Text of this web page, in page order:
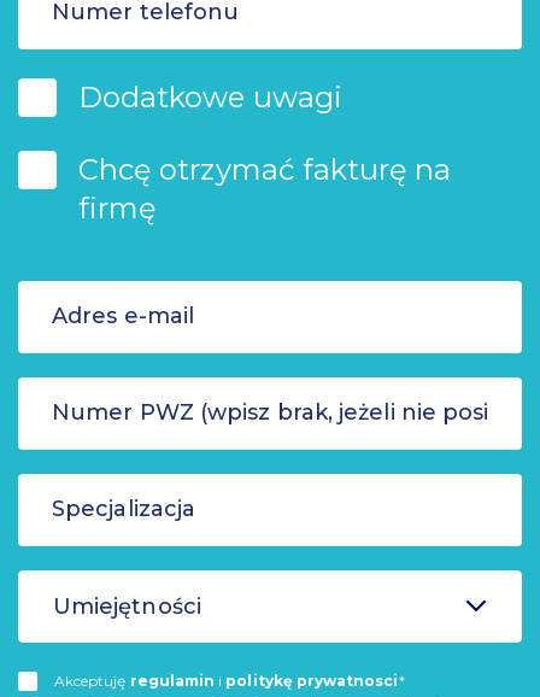
Dodatkowe uwagi
Chcę otrzymać fakturę na
firmę
Umiejętności
Akceptuję regulamin i politykę prywatnosci*